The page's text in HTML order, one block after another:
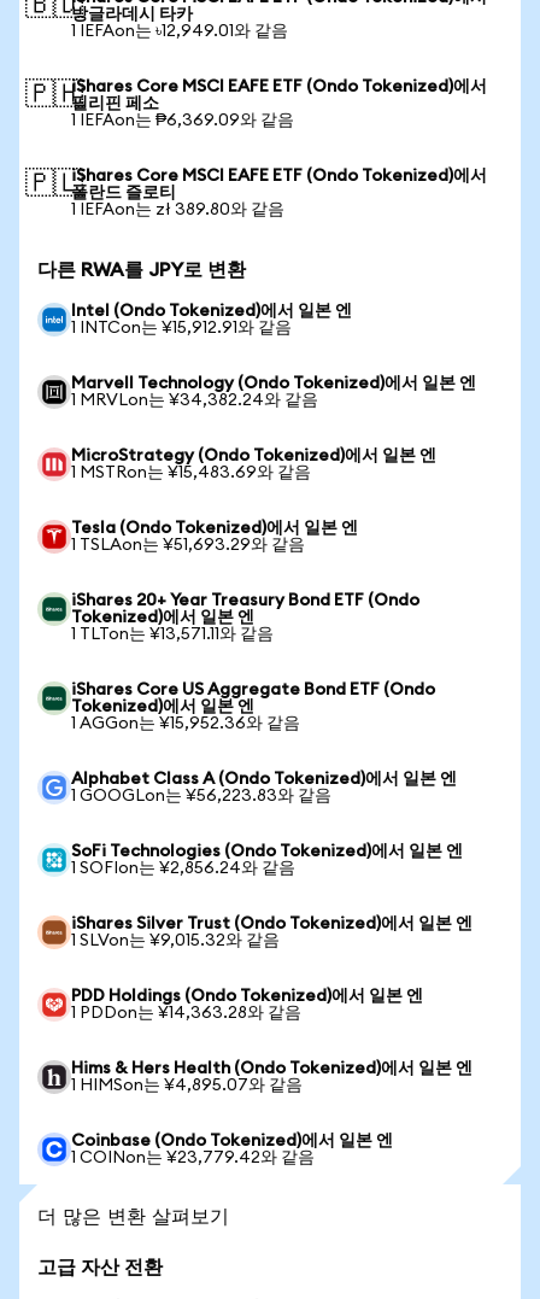
🇧🇩방글라데시 타카
1 IEFAon는 ৳12,949.01와 같음
🇵🇭iShares Core MSCI EAFE ETF (Ondo Tokenized)에서
필리핀 페소
1 IEFAon는 ₱6,369.09와 같음
🇵🇱iShares Core MSCI EAFE ETF (Ondo Tokenized)에서
폴란드 즐로티
1 IEFAon는 zł 389.80와 같음
다른 RWA를 JPY로 변환
Intel (Ondo Tokenized)에서 일본 엔
1 INTCon는 ¥15,912.91와 같음
Marvell Technology (Ondo Tokenized)에서 일본 엔
1 MRVLon는 ¥34,382.24와 같음
MicroStrategy (Ondo Tokenized)에서 일본 엔
1 MSTRon는 ¥15,483.69와 같음
Tesla (Ondo Tokenized)에서 일본 엔
1 TSLAon는 ¥51,693.29와 같음
iShares 20+ Year Treasury Bond ETF (Ondo
Tokenized)에서 일본 엔
1 TLTon는 ¥13,571.11와 같음
iShares Core US Aggregate Bond ETF (Ondo
Tokenized)에서 일본 엔
1 AGGon는 ¥15,952.36와 같음
Alphabet Class A (Ondo Tokenized)에서 일본 엔
1 GOOGLon는 ¥56,223.83와 같음
SoFi Technologies (Ondo Tokenized)에서 일본 엔
1 SOFIon는 ¥2,856.24와 같음
iShares Silver Trust (Ondo Tokenized)에서 일본 엔
1 SLVon는 ¥9,015.32와 같음
PDD Holdings (Ondo Tokenized)에서 일본 엔
1 PDDon는 ¥14,363.28와 같음
Hims & Hers Health (Ondo Tokenized)에서 일본 엔
1 HIMSon는 ¥4,895.07와 같음
Coinbase (Ondo Tokenized)에서 일본 엔
1 COINon는 ¥23,779.42와 같음
더 많은 변환 살펴보기
고급 자산 전환